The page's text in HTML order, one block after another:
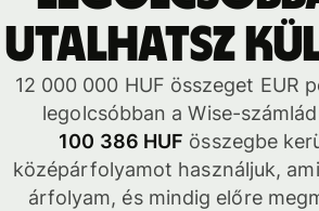
utalhatsz
12 000 000 HUF összeget EUR
legolcsóbban a Wise-
100 386 HUF összegbe
középárfolyamot használjuk,
árfolyam, és mindig előre